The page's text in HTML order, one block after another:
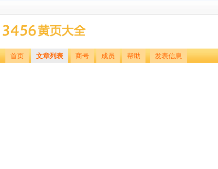
首页 文章列表 商号 成员 帮助 发表信息